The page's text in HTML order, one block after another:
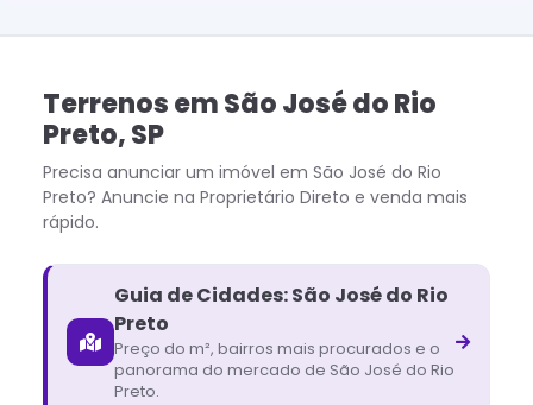
TerrenosemSão José do Rio
Preto,SP
Precisa anunciar um imóvel em São José do Rio
Preto? Anuncie na Proprietário Direto e venda mais
rápido.
Guia de Cidades:São José do Rio
Preto
Preço do m², bairros mais procurados e o
panorama do mercado de São José do Rio
Preto.